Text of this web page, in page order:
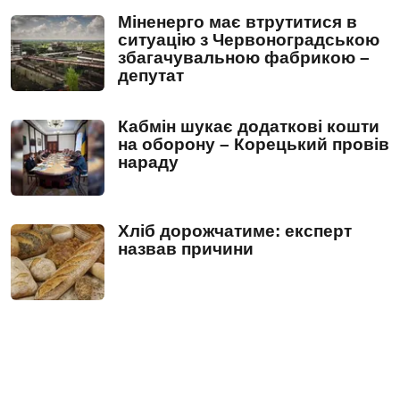
Міненерго має втрутитися в
ситуацію з Червоноградською
збагачувальною фабрикою –
депутат
Кабмін шукає додаткові кошти
на оборону – Корецький провів
нараду
Хліб дорожчатиме: експерт
назвав причини